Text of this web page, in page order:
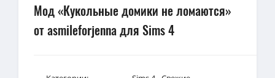
Мод «Кукольные домики не ломаются»
от asmileforjenna для Sims 4